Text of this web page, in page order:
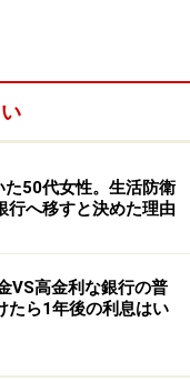
た50代女性。生活防衛
行へ移すと決めた理由
VS高金利な銀行の普
たら1年後の利息はい